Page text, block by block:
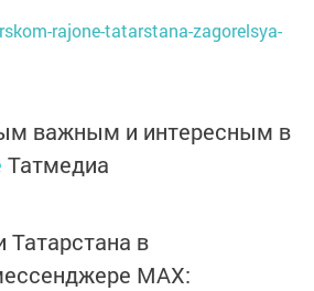
rajone-tatarstana-zagorelsya-
важным и интересным в
Татмедиа
Татарстана в
MАХ: